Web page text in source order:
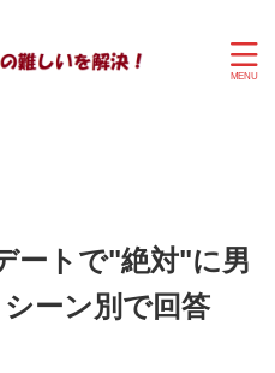
ートで"絶対"に男
ーン別で回答